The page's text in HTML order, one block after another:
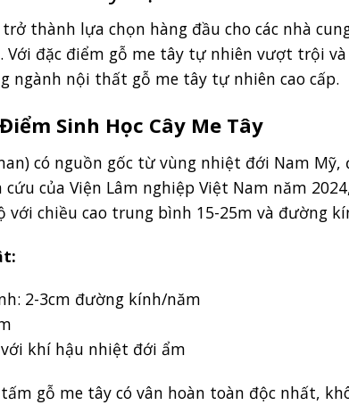
thành lựa chọn hàng đầu cho các nhà
đặc điểm gỗ me tây tự nhiên vượt trội và
ngành nội thất gỗ me tây tự nhiên cao cấp.
Sinh Học Cây Me Tây
có nguồn gốc từ vùng nhiệt đới Nam
của Viện Lâm nghiệp Việt Nam năm
với chiều cao trung bình 15-25m và đường
2-3cm đường kính/năm
khí hậu nhiệt đới ẩm
gỗ me tây có vân hoàn toàn độc nhất,